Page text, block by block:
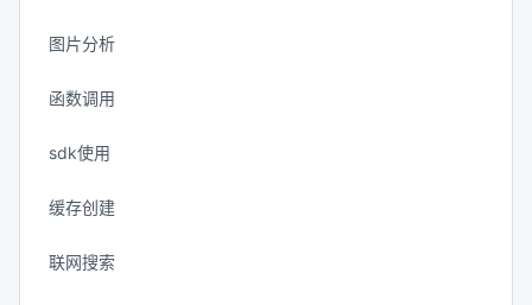
图片分析
函数调用
sdk使用
缓存创建
联网搜索